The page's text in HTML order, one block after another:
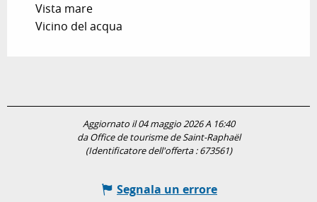
Vista mare
Vicino del acqua
Aggiornato il 04 maggio 2026 A 16:40
da Office de tourisme de Saint-Raphaël
(Identificatore dell'offerta :673561)
Segnala un errore